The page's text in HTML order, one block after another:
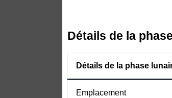
Détails de la
Détails de la phase
Emplacement